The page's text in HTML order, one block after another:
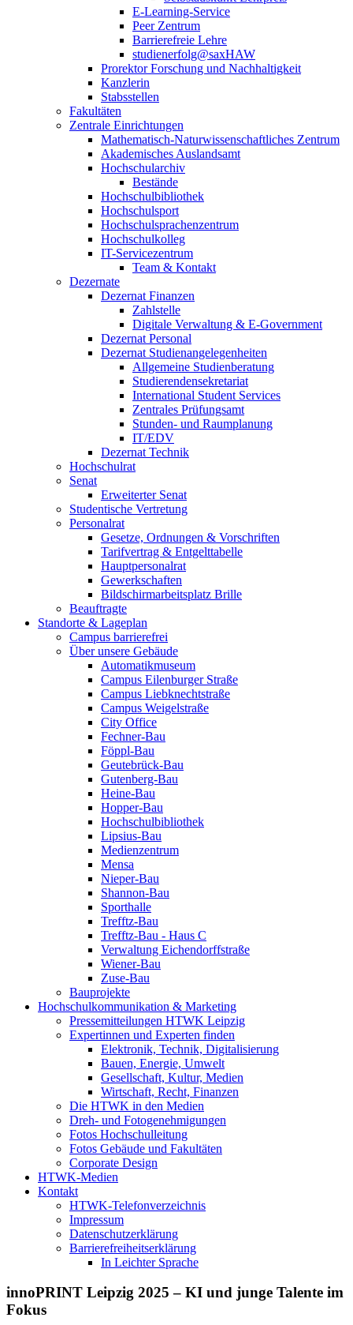
E-Learning-Service
Peer Zentrum
Barrierefreie Lehre
studienerfolg@saxHAW
Prorektor Forschung und Nachhaltigkeit
Kanzlerin
Stabsstellen
Fakultäten
Zentrale Einrichtungen
Mathematisch-Naturwissenschaftliches Zentrum
Akademisches Auslandsamt
Hochschularchiv
Bestände
Hochschulbibliothek
Hochschulsport
Hochschulsprachenzentrum
Hochschulkolleg
IT-Servicezentrum
Team & Kontakt
Dezernate
Dezernat Finanzen
Zahlstelle
Digitale Verwaltung & E-Government
Dezernat Personal
Dezernat Studienangelegenheiten
Allgemeine Studienberatung
Studierendensekretariat
International Student Services
Zentrales Prüfungsamt
Stunden- und Raumplanung
IT/EDV
Dezernat Technik
Hochschulrat
Senat
Erweiterter Senat
Studentische Vertretung
Personalrat
Gesetze, Ordnungen & Vorschriften
Tarifvertrag & Entgelttabelle
Hauptpersonalrat
Gewerkschaften
Bildschirmarbeitsplatz Brille
Beauftragte
Standorte & Lageplan
Campus barrierefrei
Über unsere Gebäude
Automatikmuseum
Campus Eilenburger Straße
Campus Liebknechtstraße
Campus Weigelstraße
City Office
Fechner-Bau
Föppl-Bau
Geutebrück-Bau
Gutenberg-Bau
Heine-Bau
Hopper-Bau
Hochschulbibliothek
Lipsius-Bau
Medienzentrum
Mensa
Nieper-Bau
Shannon-Bau
Sporthalle
Trefftz-Bau
Trefftz-Bau - Haus C
Verwaltung Eichendorffstraße
Wiener-Bau
Zuse-Bau
Bauprojekte
Hochschulkommunikation & Marketing
Pressemitteilungen HTWK Leipzig
Expertinnen und Experten finden
Elektronik, Technik, Digitalisierung
Bauen, Energie, Umwelt
Gesellschaft, Kultur, Medien
Wirtschaft, Recht, Finanzen
Die HTWK in den Medien
Dreh- und Fotogenehmigungen
Fotos Hochschulleitung
Fotos Gebäude und Fakultäten
Corporate Design
HTWK-Medien
Kontakt
HTWK-Telefonverzeichnis
Impressum
Datenschutzerklärung
Barrierefreiheitserklärung
In Leichter Sprache
innoPRINT Leipzig 2025 – KI und junge Talente im
Fokus